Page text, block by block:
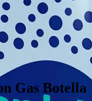
Gas Botella